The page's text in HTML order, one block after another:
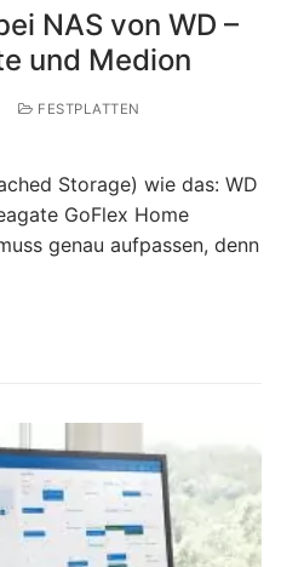
NAS von WD –
und Medion
FESTPLATTEN
Storage) wie das: WD
GoFlex Home
genau aufpassen, denn